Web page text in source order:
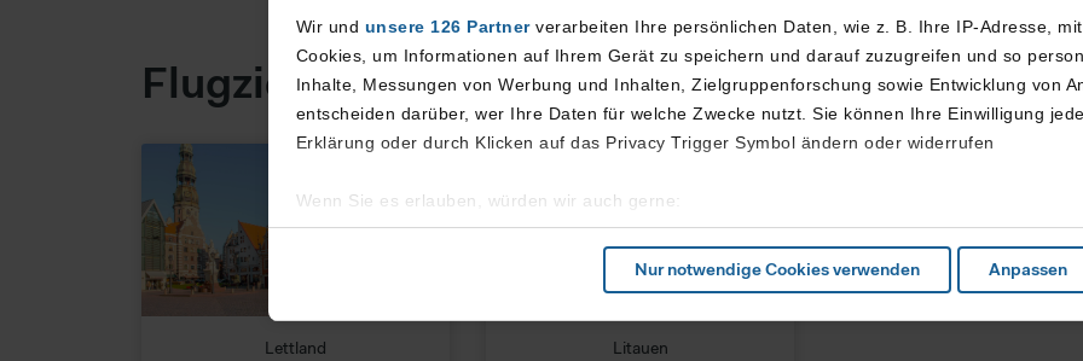
Wir und unsere 126 Partnerverarbeiten Ihre persönlichen Daten, wie z. B. Ihre IP-Adresse,
Cookies, um Informationen auf Ihrem Gerät zu speichern und darauf zuzugreifen und so
Inhalte, Messungen von Werbung und Inhalten, Zielgruppenforschung sowie Entwicklung von
entscheiden darüber, wer Ihre Daten für welche Zwecke nutzt. Sie können Ihre Einwilligung
Erklärung oder durch Klicken auf das Privacy Trigger Symbol ändern oder widerrufen
Wenn Sie es erlauben, würden wir auch gerne:
Informationen über Ihre geografische Lage erfassen, welche bis auf einige Meter genau
Ihr Gerät durch aktives Scannen nach bestimmten Merkmalen (Fingerprinting) identifizieren
Erfahren Sie mehr darüber, wie Ihre persönlichen Daten verarbeitet werden, und legen Sie
Detailsfest.
Nur notwendige Cookies verwenden Anpassen
Flugziele
Lettland Litauen